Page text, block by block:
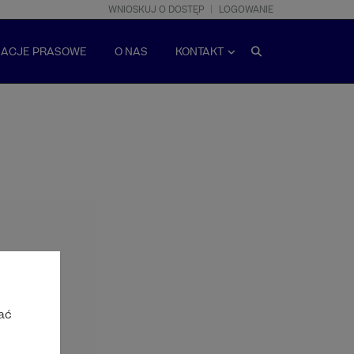
WNIOSKUJ O DOSTĘP LOGOWANIE
PRASOWE O NAS KONTAKT